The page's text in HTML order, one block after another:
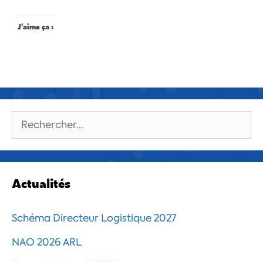
J’aime ça :
Rechercher :
Actualités
Schéma Directeur Logistique 2027
NAO 2026 ARL